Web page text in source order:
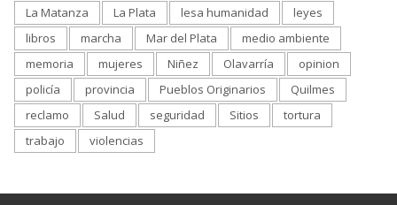
La Matanza
La Plata lesa humanidad
leyes
libros
marcha Mar del Plata
medio ambiente
memoria
mujeres Niñez Olavarría
opinion
policía
provincia Pueblos Originarios
Quilmes
reclamo
Salud seguridad Sitios
tortura
trabajo
violencias